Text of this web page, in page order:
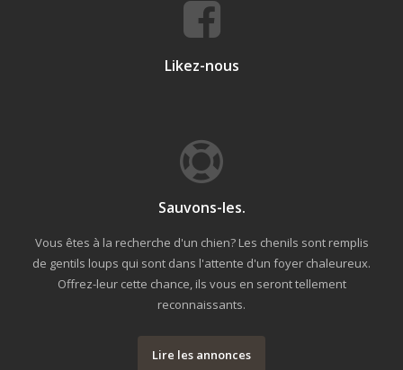
Likez-nous
Sauvons-les.
Vous êtes à la recherche d'un chien? Les chenils sont remplis
de gentils loups qui sont dans l'attente d'un foyer chaleureux.
Offrez-leur cette chance, ils vous en seront tellement
reconnaissants.
Lire les annonces